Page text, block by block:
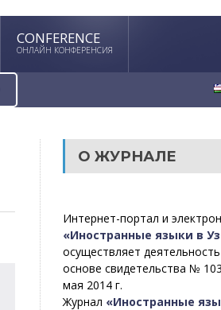
CONFERENCE
ОНЛАЙН КОНФЕРЕНСИЯ
О ЖУРНАЛЕ
Интернет-портал и
«Иностранные языки в
осуществляет
основе свидетельства №
мая 2014 г.
Журнал «Иностранные